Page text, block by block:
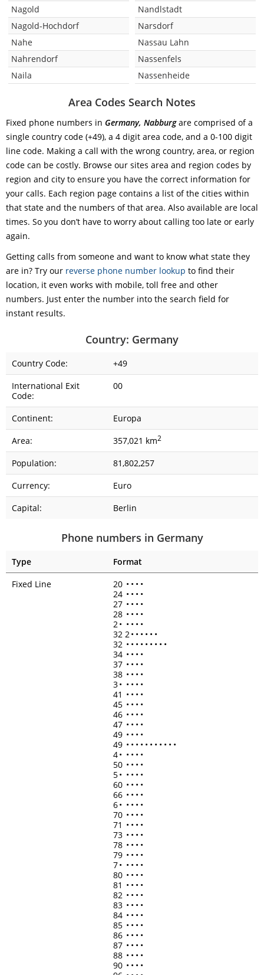
Nagold
Nagold-Hochdorf
Nahe
Nahrendorf
Naila
Nandlstadt
Narsdorf
Nassau Lahn
Nassenfels
Nassenheide
Area Codes Search Notes
Fixed phone numbers in Germany, Nabburgare comprised of a
single country code (+49), a 4 digit area code, and a 0-100 digit
line code. Making a call with the wrong country, area, or region
code can be costly. Browse our sites area and region codes by
region and city to ensure you have the correct information for
your calls. Each region page contains a list of the cities within
that state and the numbers of that area. Also available are local
times. So you don’t have to worry about calling too late or early
again.
Getting calls from someone and want to know what state they
are in? Try our reverse phone number lookup to find their
location, it even works with mobile, toll free and other
numbers. Just enter the number into the search field for
instant results.
Country: Germany
Country Code:
+49
International Exit
Code:
00
Continent:
Europa
Area:
357,021 km2
Population:
81,802,257
Currency:
Euro
Capital:
Berlin
Phone numbers in Germany
Type
Format
Fixed Line
20 • • • •
24 • • • •
27 • • • •
28 • • • •
2• • • • •
32 2• • • • • •
32 • • • • • • • • •
34 • • • •
37 • • • •
38 • • • •
3• • • • •
41 • • • •
45 • • • •
46 • • • •
47 • • • •
49 • • • •
49 • • • • • • • • • • •
4• • • • •
50 • • • •
5• • • • •
60 • • • •
66 • • • •
6• • • • •
70 • • • •
71 • • • •
73 • • • •
78 • • • •
79 • • • •
7• • • • •
80 • • • •
81 • • • •
82 • • • •
83 • • • •
84 • • • •
85 • • • •
86 • • • •
87 • • • •
88 • • • •
90 • • • •